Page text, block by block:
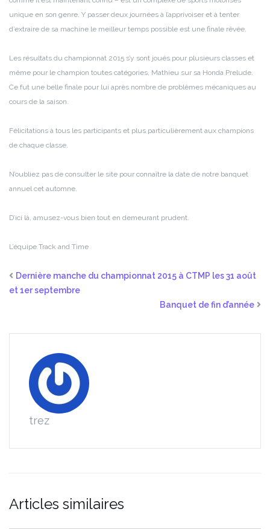
unique en son genre. Y passer deux journées à l’apprivoiser et à tenter
d’extraire de sa machine le meilleur temps possible est une finale rêvée.
Les résultats du championnat 2015 s’y sont joués pour plusieurs classes et
même pour le champion toutes catégories, Mathieu sur sa Honda Prelude.
Ce fut une belle finale pour lui après nombre de problèmes mécaniques au
cours de la saison.
Félicitations à tous les participants et plus particulièrement aux champions
de chaque classe.
N’oubliez pas de consulter le site pour connaître la date de notre banquet
annuel cet automne.
D’ici là, amusez-vous bien tout en demeurant prudent.
L’équipe Track and Time
Dernière manche du championnat 2015 à CTMP les 31 août
et 1er septembre
Banquet de fin d’année
trez
Articles similaires